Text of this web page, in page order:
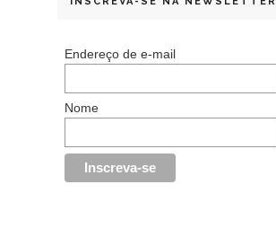
Endereço de e-mail
Nome